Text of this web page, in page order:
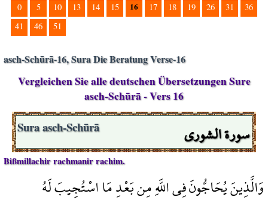
0 5 10 13 14 15 16 17 18 19 26 31
36
41
46 51
asch-Schūrā-16, Sura Die Beratung Verse-16
Vergleichen Sie alle deutschen Übersetzungen Sure
asch-Schūrā - Vers 16
سورة الشورى Sura asch-Schūrā
Bißmillachir rachmanir rachim.
وَالَّذِينَ يُحَاجُّونَ فِي اللَّهِ مِن بَعْدِ مَا اسْتُجِيبَ لَهُ